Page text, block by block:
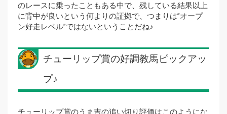
のレースに乗ったこともある中で、残している結果以上
に背中が良いという何よりの証拠で、つまりは”オープ
ン好走レベル”ではないということだね♪
チューリップ賞の好調教馬ピックアッ
プ♪
チューリップ賞のうま吉の追い切り評価はこのようにな